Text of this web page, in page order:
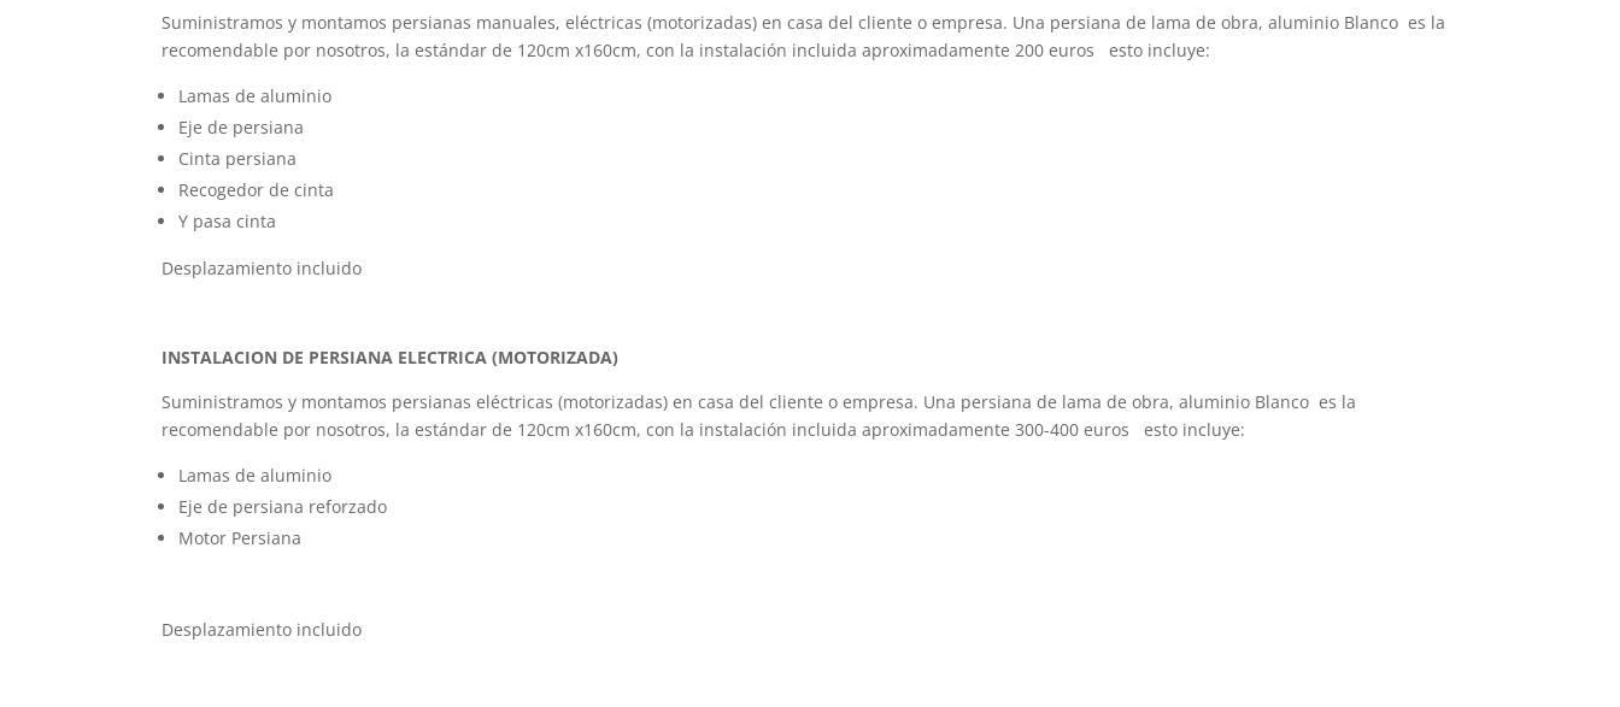
Suministramos y montamos persianas manuales, eléctricas (motorizadas) en casa del cliente o empresa. Una persiana de lama de obra, aluminio Blanco es la
recomendable por nosotros, la estándar de 120cm x160cm, con la instalación incluida aproximadamente 200 euros esto incluye:
Lamas de aluminio
Eje de persiana
Cinta persiana
Recogedor de cinta
Y pasa cinta
Desplazamiento incluido
INSTALACION DE PERSIANA ELECTRICA (MOTORIZADA)
Suministramos y montamos persianas eléctricas (motorizadas) en casa del cliente o empresa. Una persiana de lama de obra, aluminio Blanco es la
recomendable por nosotros, la estándar de 120cm x160cm, con la instalación incluida aproximadamente 300-400 euros esto incluye:
Lamas de aluminio
Eje de persiana reforzado
Motor Persiana
Desplazamiento incluido